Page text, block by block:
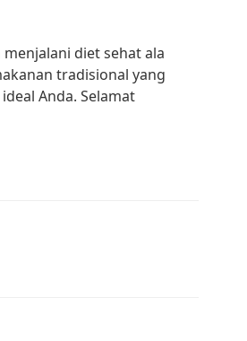
diet sehat ala
tradisional yang
Anda. Selamat